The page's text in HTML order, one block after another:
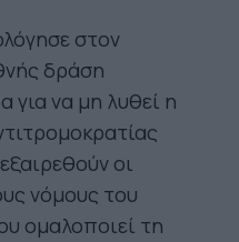
στον
δράση
για να μη λυθεί η
οι
νόμους του
ομαλοποιεί τη